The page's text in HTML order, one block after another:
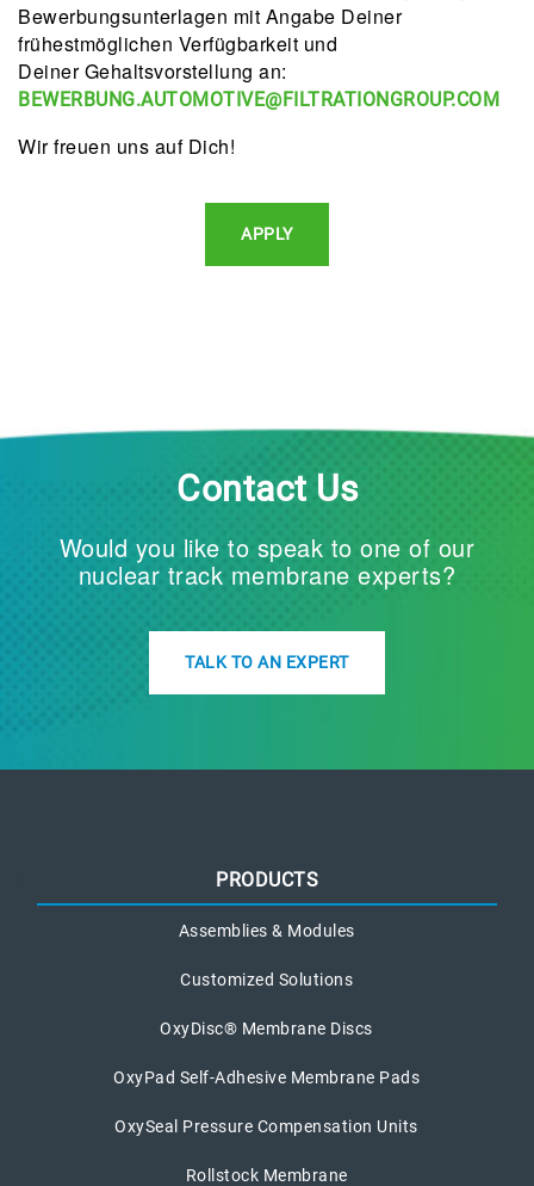
Bewerbungsunterlagen mit Angabe Deiner
frühestmöglichen Verfügbarkeit und
Deiner Gehaltsvorstellung an:
BEWERBUNG.AUTOMOTIVE@FILTRATIONGROUP.COM
Wir freuen uns auf Dich!
APPLY
Contact Us
Would you like to speak to one of our
nuclear track membrane experts?
TALK TO AN EXPERT
PRODUCTS
Assemblies & Modules
Customized Solutions
OxyDisc® Membrane Discs
OxyPad Self-Adhesive Membrane Pads
OxySeal Pressure Compensation Units
Rollstock Membrane